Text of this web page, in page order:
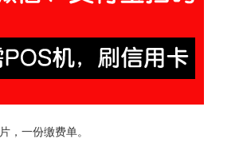
，一份缴费单。